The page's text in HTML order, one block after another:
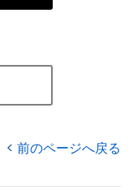
前のページへ戻る